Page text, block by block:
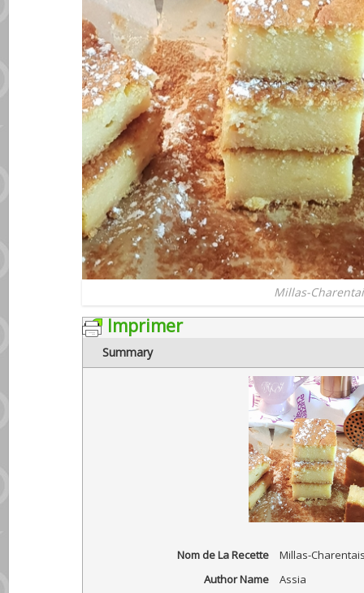
Millas-
Imprimer
Summary
Nom de La Recette
Millas-
Author Name
Assia